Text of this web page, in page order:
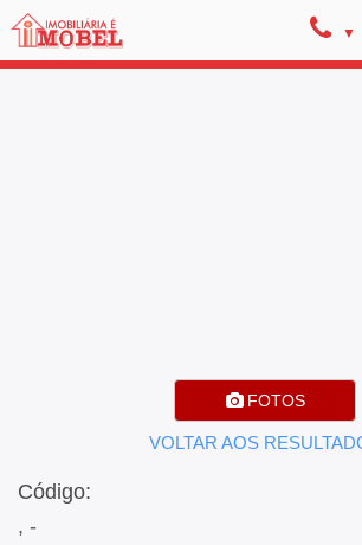
FOTOS
VOLTAR AOS
Código:
, -